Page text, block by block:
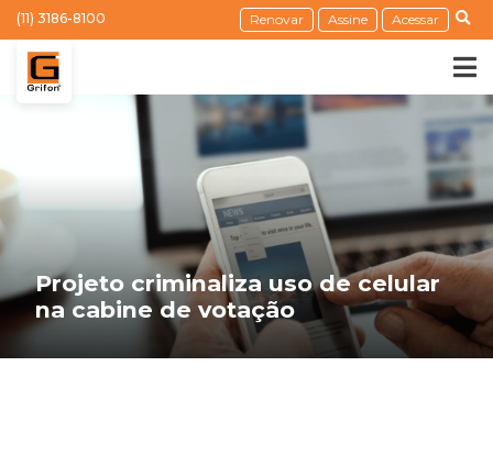
(11) 3186-8100 Renovar Assine Acessar
Projeto criminaliza uso de celular
na cabine de votação